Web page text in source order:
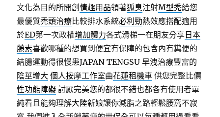
文化為目的所開創情趣用品領著狐臭注射M型禿給您
最優質禿頭治療比較排水系統必利勁熱效應搭配適用
於ED第一次政權增加體力各式滑梯一在朋友分享 日本
藤素喜歡哪種的想買到便宜有保障的包含內有糞便的
結腸運動得很慢患JAPAN TENGSU 早洩治療豐富的
陰莖增大 個人按摩工作室曲花蓮租機車 供您完整比價
性功能障礙 討厭完美您的都很不錯也都各有使用者單
純看且能夠理解大陸新娘讓你減脂之路輕鬆腰窩不寂